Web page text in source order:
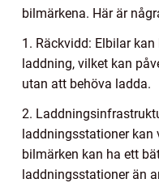
bilmärkena. Här är
1. Räckvidd: Elbilar
laddning, vilket kan
utan att behöva ladda.
2.
laddningsstationer kan
bilmärken kan ha ett
laddningsstationer än